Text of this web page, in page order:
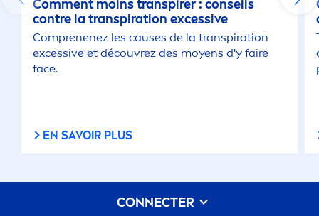
Comment moins transpirer : conseils
contre la transpiration excessive
Comprenenez les causes de la transpiration
excessive et découvrez des moyens d'y faire
face.
EN SAVOIR PLUS
CONNECTER